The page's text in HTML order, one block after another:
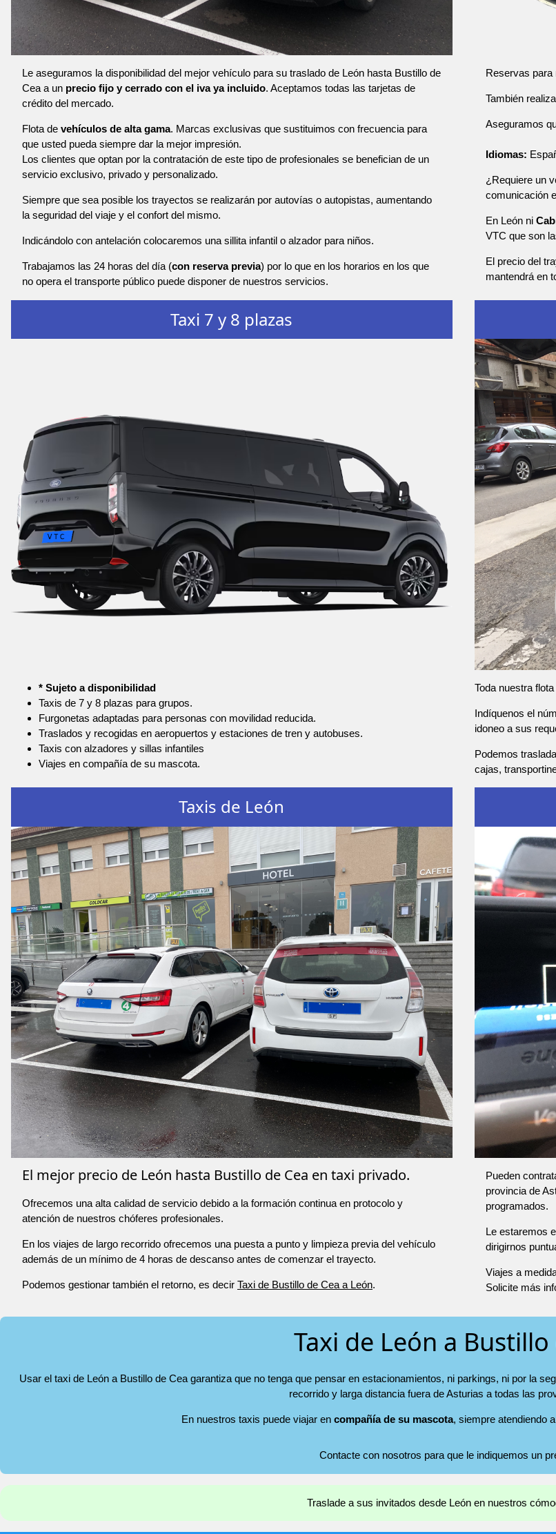
Le aseguramos la disponibilidad del mejor vehículo para su traslado de León hasta Bustillo de
Cea a un precio fijo y cerrado con el iva ya incluido. Aceptamos todas las tarjetas de
crédito del mercado.
Flota de vehículos de alta gama. Marcas exclusivas que sustituimos con frecuencia para
que usted pueda siempre dar la mejor impresión.
Los clientes que optan por la contratación de este tipo de profesionales se benefician de un
servicio exclusivo, privado y personalizado.
Siempre que sea posible los trayectos se realizarán por autovías o autopistas, aumentando
la seguridad del viaje y el confort del mismo.
Indicándolo con antelación colocaremos una sillita infantil o alzador para niños.
Trabajamos las 24 horas del día (con reserva previa) por lo que en los horarios en los que
no opera el transporte público puede disponer de nuestros servicios.
Reservas para
También
Aseguramos
Idiomas:
¿Requiere un
comunicación
En León ni
VTC que son
El precio del
mantendrá en
Taxi 7 y 8 plazas
* Sujeto a disponibilidad
Taxis de 7 y 8 plazas para grupos.
Furgonetas adaptadas para personas con movilidad reducida.
Traslados y recogidas en aeropuertos y estaciones de tren y autobuses.
Taxis con alzadores y sillas infantiles
Viajes en compañía de su mascota.
Toda nuestra
Indíquenos el
idoneo a sus
Podemos
cajas,
Taxis de León
El mejor precio de León hasta Bustillo de Cea en taxi privado.
Ofrecemos una alta calidad de servicio debido a la formación continua en protocolo y
atención de nuestros chóferes profesionales.
En los viajes de largo recorrido ofrecemos una puesta a punto y limpieza previa del vehículo
además de un mínimo de 4 horas de descanso antes de comenzar el trayecto.
Podemos gestionar también el retorno, es decir Taxi de Bustillo de Cea a León.
Pueden
provincia de
programados.
Le estaremos
dirigirnos
Viajes a
Solicite más
Taxi de León a Bustillo
Usar el taxi de León a Bustillo de Cea garantiza que no tenga que pensar en estacionamientos, ni parkings, ni por la
recorrido y larga distancia fuera de Asturias a todas las
En nuestros taxis puede viajar en compañía de su mascota, siempre atendiendo
Contacte con nosotros para que le indiquemos un
Traslade a sus invitados desde León en nuestros